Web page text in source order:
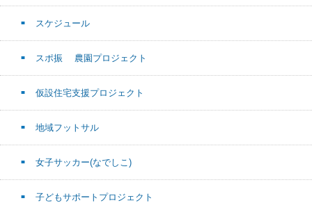
スケジュール
スポ振 農園プロジェクト
仮設住宅支援プロジェクト
地域フットサル
女子サッカー(なでしこ)
子どもサポートプロジェクト